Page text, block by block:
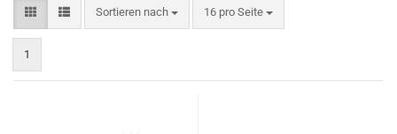
Sortieren nach
Sortieren nach 16 pro Seite
pro Seite
1